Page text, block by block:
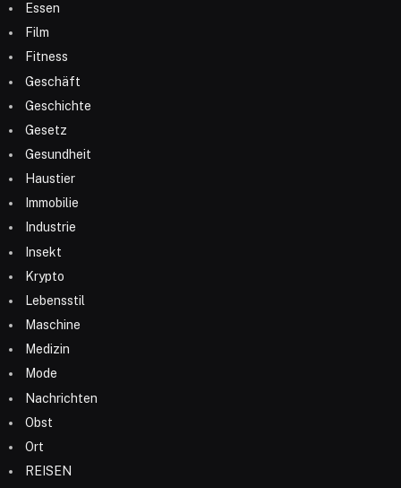
Essen
Film
Fitness
Geschäft
Geschichte
Gesetz
Gesundheit
Haustier
Immobilie
Industrie
Insekt
Krypto
Lebensstil
Maschine
Medizin
Mode
Nachrichten
Obst
Ort
REISEN